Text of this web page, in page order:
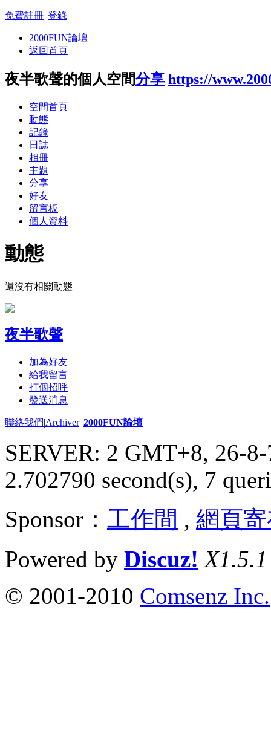
免費註冊 |登錄
2000FUN論壇
返回首頁
夜半歌聲的個人空間分享 https://
空間首頁
動態
記錄
日誌
相冊
主題
分享
好友
留言板
個人資料
動態
還沒有相關動態
夜半歌聲
加為好友
給我留言
打個招呼
發送消息
聯絡我們|Archiver| 2000FUN論壇
SERVER: 2 GMT+8, 26-
2.702790 second(s), 7
Sponsor： 工作間 , 網頁
Powered by Discuz! X1.5.1
© 2001-2010 Comsenz Inc.